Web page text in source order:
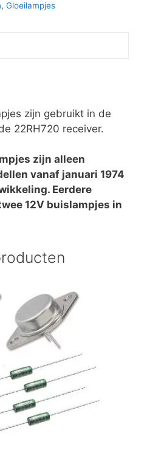
, Gloeilampjes
zijn gebruikt in de
22RH720 receiver.
zijn alleen
vanaf januari 1974
Eerdere
12V buislampjes in